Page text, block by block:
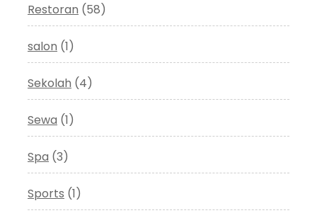
Restoran (58)
salon (1)
Sekolah (4)
Sewa (1)
Spa (3)
Sports (1)